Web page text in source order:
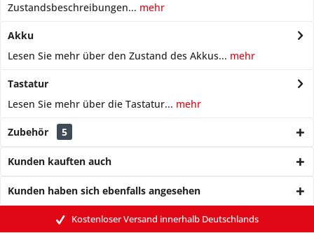
Zustandsbeschreibungen... mehr
Akku
Lesen Sie mehr über den Zustand des Akkus... mehr
Tastatur
Lesen Sie mehr über die Tastatur... mehr
Zubehör 5
Kunden kauften auch
Kunden haben sich ebenfalls angesehen
Kostenloser Versand innerhalb Deutschlands